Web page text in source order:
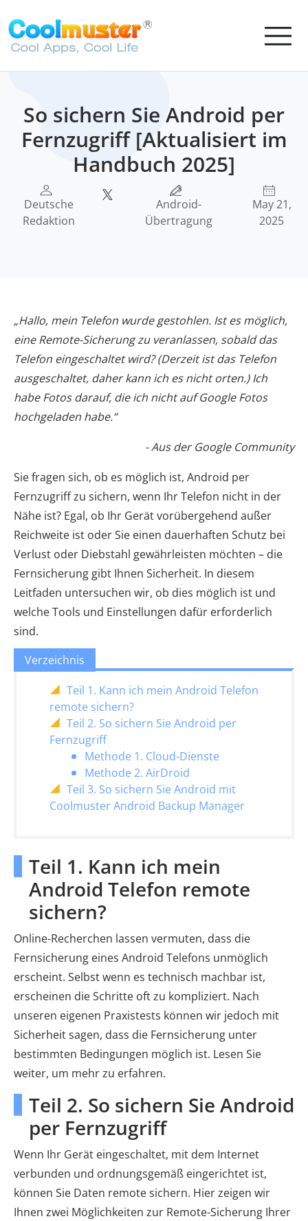
So sichern Sie Android per
Fernzugriff [Aktualisiert im
Handbuch 2025]
Deutsche
Redaktion
Android-
Übertragung
May 21,
2025
„Hallo, mein Telefon wurde gestohlen. Ist es möglich,
eine Remote-Sicherung zu veranlassen, sobald das
Telefon eingeschaltet wird? (Derzeit ist das Telefon
ausgeschaltet, daher kann ich es nicht orten.) Ich
habe Fotos darauf, die ich nicht auf Google Fotos
hochgeladen habe.“
- Aus der Google Community
Sie fragen sich, ob es möglich ist, Android per
Fernzugriff zu sichern, wenn Ihr Telefon nicht in der
Nähe ist? Egal, ob Ihr Gerät vorübergehend außer
Reichweite ist oder Sie einen dauerhaften Schutz bei
Verlust oder Diebstahl gewährleisten möchten – die
Fernsicherung gibt Ihnen Sicherheit. In diesem
Leitfaden untersuchen wir, ob dies möglich ist und
welche Tools und Einstellungen dafür erforderlich
sind.
Verzeichnis
Teil 1. Kann ich mein Android Telefon
remote sichern?
Teil 2. So sichern Sie Android per
Fernzugriff
Methode 1. Cloud-Dienste
Methode 2. AirDroid
Teil 3. So sichern Sie Android mit
Coolmuster Android Backup Manager
Teil 1. Kann ich mein
Android Telefon remote
sichern?
Online-Recherchen lassen vermuten, dass die
Fernsicherung eines Android Telefons unmöglich
erscheint. Selbst wenn es technisch machbar ist,
erscheinen die Schritte oft zu kompliziert. Nach
unseren eigenen Praxistests können wir jedoch mit
Sicherheit sagen, dass die Fernsicherung unter
bestimmten Bedingungen möglich ist. Lesen Sie
weiter, um mehr zu erfahren.
Teil 2. So sichern Sie Android
per Fernzugriff
Wenn Ihr Gerät eingeschaltet, mit dem Internet
verbunden und ordnungsgemäß eingerichtet ist,
können Sie Daten remote sichern. Hier zeigen wir
Ihnen zwei Möglichkeiten zur Remote-Sicherung Ihrer